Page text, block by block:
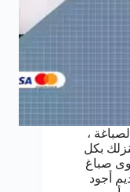
،
بكل
صباغ
أجود